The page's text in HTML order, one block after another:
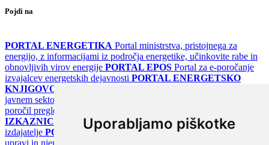
Uporabljamo piškotke
Pojdi na
PORTAL ENERGETIKA Portal ministrstva, pristojnega za
energijo, z informacijami iz področja energetike, učinkovite rabe in
obnovljivih virov energije PORTAL EPOS Portal za e-poročanje
izvajalcev energetskih dejavnosti PORTAL ENERGETSKO
KNJIGOVODSTVO
javnem sektorju
poročil pregledov klimatskih sistemov
IZKAZNICE
Register energetskih izkaznic - za izdelovalce in
izdajatelje PORTAL GOV.SI Osrednje spletno mesto o državni
upravi in njenih storitvah